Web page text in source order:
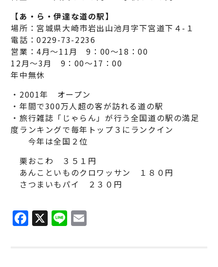
【あ・ら・伊達な道の駅】
場所：宮城県大崎市岩出山池月字下宮道下４-１
電話：0229-73-2236
営業：4月～11月 9：00～18：00
12月～3月 9：00～17：00
年中無休
・2001年 オープン
・年間で300万人超の客が訪れる道の駅
・旅行雑誌「じゃらん」が行う全国道の駅の満足
度ランキングで毎年トップ３にランクイン
今年は全国２位
栗おこわ ３５１円
あんこといものクロワッサン １８０円
さつまいもパイ ２３０円
F
a
X Li
n